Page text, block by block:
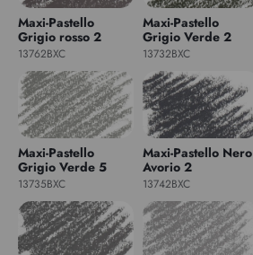
Maxi-Pastello
Grigio rosso 2
13762BXC
Maxi-Pastello
Grigio Verde 2
13732BXC
Maxi-Pastello
Grigio Verde 5
13735BXC
Maxi-Pastello Nero
Avorio 2
13742BXC